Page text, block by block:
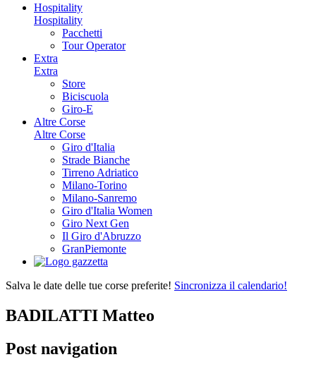
Hospitality
Hospitality
Pacchetti
Tour Operator
Extra
Extra
Store
Biciscuola
Giro-E
Altre Corse
Altre Corse
Giro d'Italia
Strade Bianche
Tirreno Adriatico
Milano-Torino
Milano-Sanremo
Giro d'Italia Women
Giro Next Gen
Il Giro d'Abruzzo
GranPiemonte
Salva le date delle tue corse preferite! Sincronizza il calendario!
BADILATTI Matteo
Post navigation